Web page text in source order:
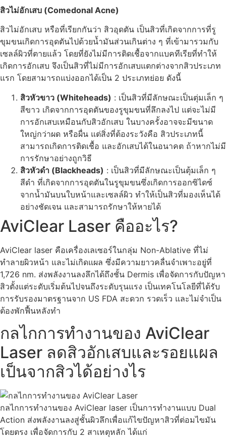
สิวไม่อักเสบ (Comedonal Acne)
สิวไม่อักเสบ หรือที่เรียกกันว่า สิวอุดตัน เป็นสิวที่เกิดจากการที่รู
ขุมขนเกิดการอุดตันไปด้วยน้ำมันส่วนเกินต่าง ๆ ที่เข้ามารวมกับ
เซลล์ผิวที่ตายแล้ว โดยที่ยังไม่มีการติดเชื้อจากแบคทีเรียที่ทำให้
เกิดการอักเสบ จึงเป็นสิวที่ไม่มีการอักเสบแตกต่างจากสิวประเภท
แรก โดยสามารถแบ่งออกได้เป็น 2 ประเภทย่อย ดังนี้
สิวหัวขาว (Whiteheads) : เป็นสิวที่มีลักษณะเป็นตุ่มเล็ก ๆ
สีขาว เกิดจากการอุดตันของรูขุมขนที่ลึกลงไป แต่จะไม่มี
การอักเสบเหมือนกับสิวอักเสบ ในบางครั้งอาจจะมีขนาด
ใหญ่กว่าผด หรือผื่น แต่สิ่งที่ต้องระวังคือ สิวประเภทนี้
สามารถเกิดการติดเชื้อ และอักเสบได้ในอนาคต ถ้าหากไม่มี
การรักษาอย่างถูกวิธี
สิวหัวดำ (Blackheads) : เป็นสิวที่มีลักษณะเป็นตุ้มเล็ก ๆ
สีดำ ที่เกิดจากการอุดตันในรูขุมขนซึ่งเกิดการออกซิไดซ์
จากน้ำมันบนใบหน้าและเซลล์ผิว ทำให้เป็นสิวที่มองเห็นได้
อย่างชัดเจน และสามารถรักษาให้หายได้
AviClear Laser คืออะไร?
AviClear laser คือเครื่องเลเซอร์ในกลุ่ม Non-Ablative ที่ไม่
ทำลายผิวหน้า และไม่เกิดแผล ซึ่งมีความยาวคลื่นจำเพาะอยู่ที่
1,726 nm. ส่งพลังงานลงลึกได้ถึงชั้น Dermis เพื่อจัดการกับปัญหา
สิวตั้งแต่ระดับเริ่มต้นไปจนถึงระดับรุนแรง เป็นเทคโนโลยีที่ได้รับ
การรับรองมาตรฐานจาก US FDA สะดวก รวดเร็ว และไม่จำเป็น
ต้องพักฟื้นหลังทำ
กลไกการทำงานของ AviClear
Laser ลดสิวอักเสบและรอยแผล
เป็นจากสิวได้อย่างไร
กลไกการทำงานของ AviClear laser เป็นการทำงานแบบ Dual
Action ส่งพลังงานลงสู่ชั้นผิวลึกเพื่อแก้ไขปัญหาสิวที่ต่อมไขมัน
โดยตรง เพื่อจัดการกับ 2 สาเหตุหลัก ได้แก่